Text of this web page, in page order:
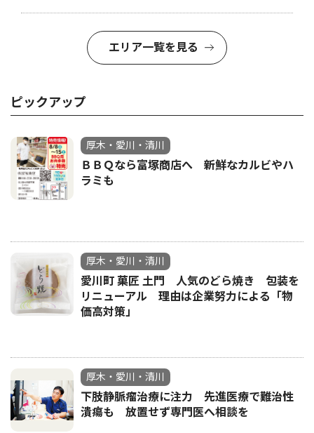
エリア一覧を見る
ピックアップ
厚木・愛川・清川
ＢＢＱなら富塚商店へ 新鮮なカルビやハ
ラミも
厚木・愛川・清川
愛川町 菓匠 土門 人気のどら焼き 包装を
リニューアル 理由は企業努力による「物
価高対策」
厚木・愛川・清川
下肢静脈瘤治療に注力 先進医療で難治性
潰瘍も 放置せず専門医へ相談を